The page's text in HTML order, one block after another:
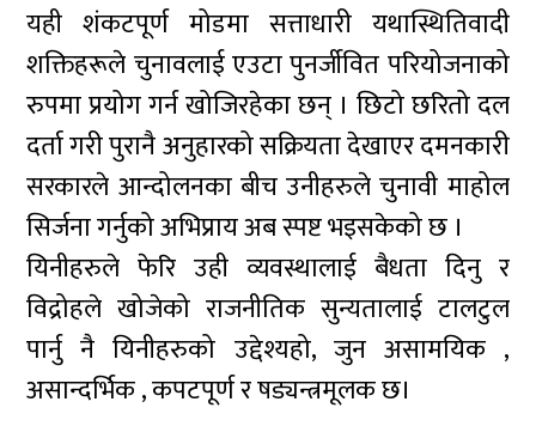
यही शंकटपूर्ण मोडमा सत्ताधारी यथास्थितिवादी
शक्तिहरूले चुनावलाई एउटा पुनर्जीवित परियोजनाको
रुपमा प्रयोग गर्न खोजिरहेका छन् । छिटो छरितो दल
दर्ता गरी पुरानै अनुहारको सक्रियता देखाएर दमनकारी
सरकारले आन्दोलनका बीच उनीहरुले चुनावी माहोल
सिर्जना गर्नुको अभिप्राय अब स्पष्ट भइसकेको छ ।
यिनीहरुले फेरि उही व्यवस्थालाई बैधता दिनु र
विद्रोहले खोजेको राजनीतिक सुन्यतालाई टालटुल
पार्नु नै यिनीहरुको उद्देश्यहो, जुन असामयिक ,
असान्दर्भिक , कपटपूर्ण र षड्यन्त्रमूलक छ।